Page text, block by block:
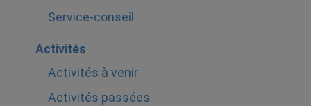
Service-conseil
Activités
Activités à venir
Activités passées